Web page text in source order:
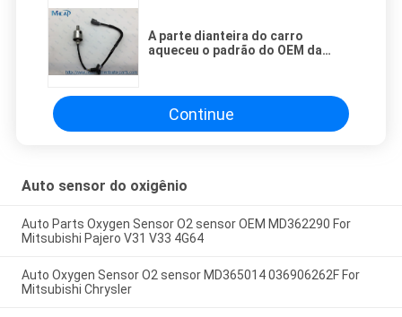
A parte dianteira do carro
aqueceu o padrão do OEM da
Continue
Auto sensor do oxigênio
Auto Parts Oxygen Sensor O2 sensor OEM MD362290 For
Mitsubishi Pajero V31 V33 4G64
Auto Oxygen Sensor O2 sensor MD365014 036906262F For
Mitsubishi Chrysler